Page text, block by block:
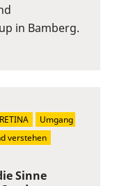
in Bamberg.
Sinne
Umgang
verstehen